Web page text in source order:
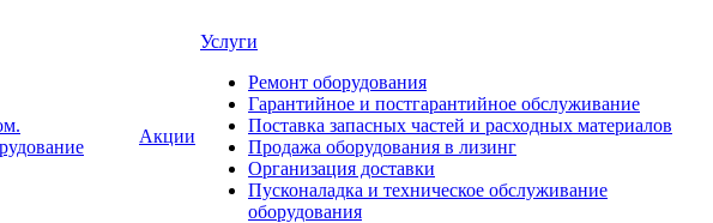
Акции
Услуги
Ремонт оборудования
Гарантийное и постгарантийное обслуживание
Поставка запасных частей и расходных материалов
Продажа оборудования в лизинг
Организация доставки
Пусконаладка и техническое обслуживание
оборудования